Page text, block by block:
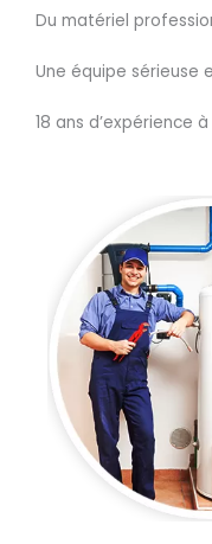
Du matériel
Une équipe sérieuse
18 ans d’expérience